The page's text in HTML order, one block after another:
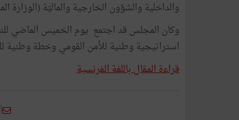
والداخلية والشؤون الخارجية والماليّة
وكان المجلس قد اجتمع يوم الخميس الماضي
استراتيجية وطنية للأمن القومي وخطة وطنية
قراءة المقال باللغة الفرنسية